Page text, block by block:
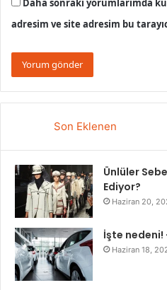
Daha sonraki yorumlarımda
adresim ve site adresim bu
Son Eklenen
Ünlüler
Ediyor?
Haziran 20,
İşte nedeni!
Haziran 18,